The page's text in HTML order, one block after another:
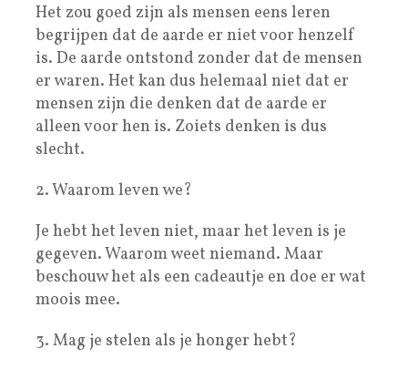
Het zou goed zijn als mensen eens leren
begrijpen dat de aarde er niet voor henzelf
is. De aarde ontstond zonder dat de mensen
er waren. Het kan dus helemaal niet dat er
mensen zijn die denken dat de aarde er
alleen voor hen is. Zoiets denken is dus
slecht.
2. Waarom leven we?
Je hebt het leven niet, maar het leven is je
gegeven. Waarom weet niemand. Maar
beschouw het als een cadeautje en doe er wat
moois mee.
3. Mag je stelen als je honger hebt?